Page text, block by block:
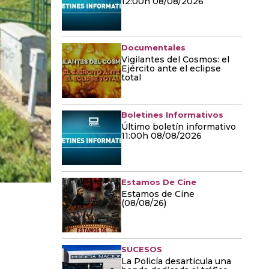
Documentales
Vigilantes del Cosmos: el
Ejército ante el eclipse
total
Boletines Informativos
Último boletín informativo
11:00h 08/08/2026
Estamos De Cine
Estamos de Cine
(08/08/26)
SUCESOS
La Policía desarticula una